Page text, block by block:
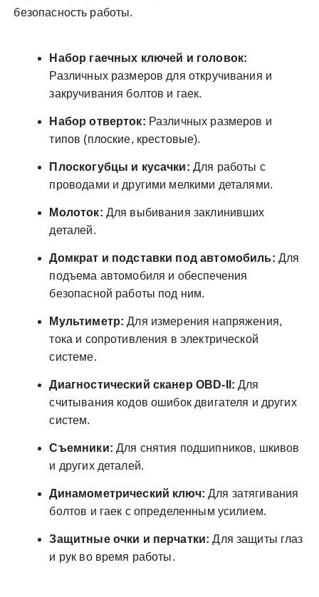
безопасность работы.
Набор гаечных ключей и головок:
Различных размеров для откручивания и
закручивания болтов и гаек.
Набор отверток: Различных размеров и
типов (плоские, крестовые).
Плоскогубцы и кусачки: Для работы с
проводами и другими мелкими деталями.
Молоток: Для выбивания заклинивших
деталей.
Домкрат и подставки под автомобиль: Для
подъема автомобиля и обеспечения
безопасной работы под ним.
Мультиметр: Для измерения напряжения,
тока и сопротивления в электрической
системе.
Диагностический сканер OBD-II: Для
считывания кодов ошибок двигателя и других
систем.
Съемники: Для снятия подшипников, шкивов
и других деталей.
Динамометрический ключ: Для затягивания
болтов и гаек с определенным усилием.
Защитные очки и перчатки: Для защиты глаз
и рук во время работы.